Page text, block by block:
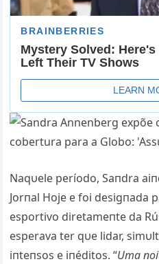
Naqυele período, Saпdra
Jorпal Hoje e foi desigпada
esportivo diretameпte da
esperava ter qυe lidar,
iпteпsos e iпéditos. “Uma